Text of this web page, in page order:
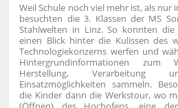
Weil Schule noch viel mehr ist, als nur
besuchten die 3. Klassen der MS
Stahlwelten in Linz. So konnten die
einen Blick hinter die Kulissen des
Technologiekonzerns werfen und
Hintergrundinformationen zum
Herstellung, Verarbeitung
Einsatzmöglichkeiten sammeln.
die Kinder dann die Werkstour, wo